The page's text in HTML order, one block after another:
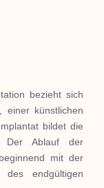
bezieht sich
einer künstlichen
bildet die
Der Ablauf der
mit der
endgültigen